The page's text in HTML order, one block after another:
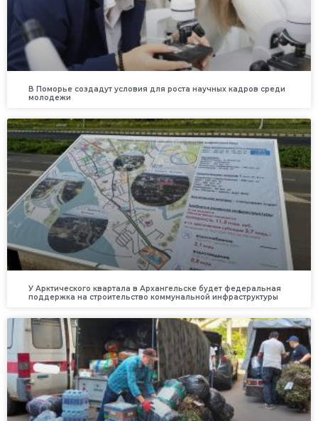
В Поморье создадут условия для роста научных кадров среди
молодежи
У Арктического квартала в Архангельске будет федеральная
поддержка на строительство коммунальной инфраструктуры